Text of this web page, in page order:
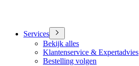
Services
Bekijk alles
Klantenservice & Expertadvies
Bestelling volgen